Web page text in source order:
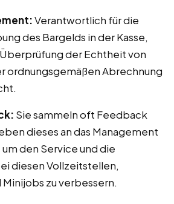
Verantwortlich für die
des Bargelds in der Kasse,
der Echtheit von
ordnungsgemäßen Abrechnung
Sie sammeln oft Feedback
dieses an das Management
den Service und die
diesen Vollzeitstellen,
zu verbessern.